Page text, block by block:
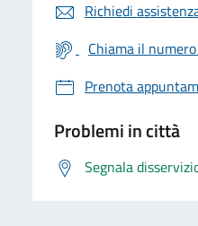
Richiedi
Chiama il
Prenota
Problemi in città
Segnala